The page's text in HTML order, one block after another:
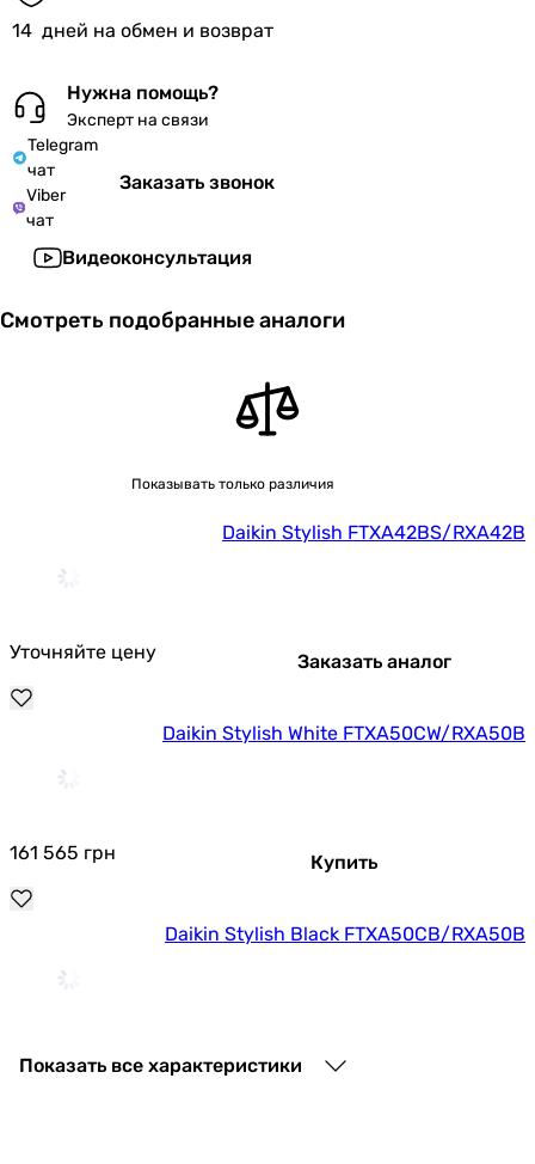
14 дней на обмен и возврат
Нужна помощь?
Эксперт на связи
Telegram
чат
Viber
чат
Заказать звонок
Видеоконсультация
Смотреть подобранные аналоги
Показывать только различия
Daikin Stylish FTXA42BS/RXA42B
Уточняйте цену Заказать аналог
Daikin Stylish White FTXA50CW/RXA50B
161 565 грн Купить
Daikin Stylish Black FTXA50CB/RXA50B
176 902 Купить
Показать все характеристики